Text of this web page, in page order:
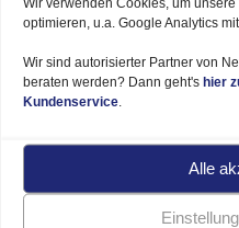
optimieren, u.a. Google Analytics
Wir sind autorisierter Partner von
beraten werden? Dann geht's hier
Kundenservice
Alle
Welcher NetCologne
zu Ihnen passt, ermitteln wir
nehmen auch gern Ihre
Vertrages mit Telefon und